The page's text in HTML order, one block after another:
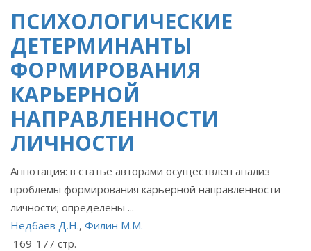
ПСИХОЛОГИЧЕСКИЕ
ДЕТЕРМИНАНТЫ
ФОРМИРОВАНИЯ
КАРЬЕРНОЙ
НАПРАВЛЕННОСТИ
ЛИЧНОСТИ
Аннотация: в статье авторами осуществлен анализ
проблемы формирования карьерной направленности
личности; определены ...
Недбаев Д.Н., Филин М.М.
169-177 стр.